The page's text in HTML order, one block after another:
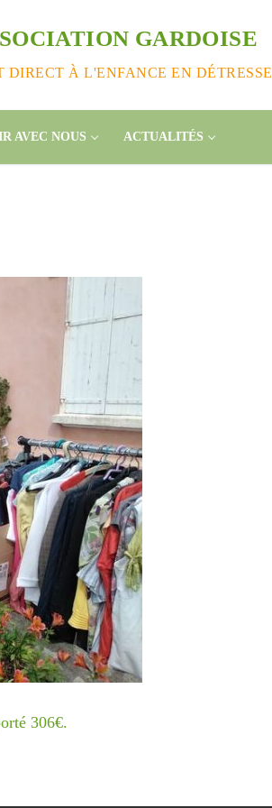
GARDOISE
À L'ENFANCE EN DÉTRESSE
AVEC NOUS ACTUALITÉS
306€.